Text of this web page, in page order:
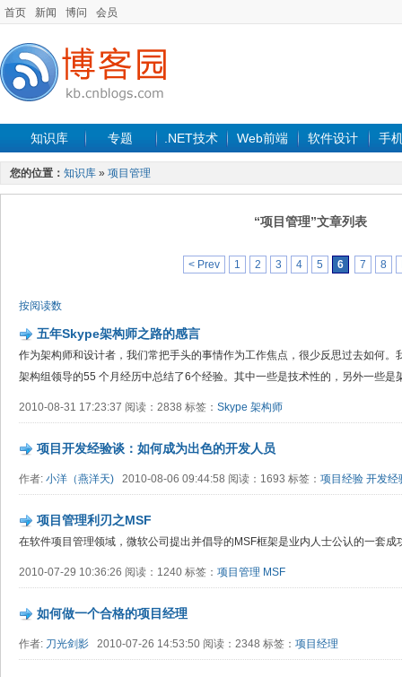
首页 新闻 博问 会员
知识库 专题 .NET技术 Web前端 软件设计 手
您的位置： 知识库 » 项目管理
“项目管理”文章列表
< Prev 1 2 3 4 5 6 7 8
按阅读数
五年Skype架构师之路的感言
作为架构师和设计者，我们常把手头的事情作为工作焦点，很少反思过去如何
架构组领导的55 个月经历中总结了6个经验。其中一些是技术性的，另外一些是
2010-08-31 17:23:37 阅读：2838 标签： Skype 架构师
项目开发经验谈：如何成为出色的开发人员
作者: 小洋（燕洋天) 2010-08-06 09:44:58 阅读：1693 标签： 项目经验 开发经
项目管理利刃之MSF
在软件项目管理领域，微软公司提出并倡导的MSF框架是业内人士公认的一套成
2010-07-29 10:36:26 阅读：1240 标签： 项目管理 MSF
如何做一个合格的项目经理
作者: 刀光剑影 2010-07-26 14:53:50 阅读：2348 标签： 项目经理